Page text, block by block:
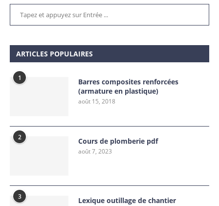
ARTICLES POPULAIRES
1
Barres composites renforcées
(armature en plastique)
août 15, 2018
2 Cours de plomberie pdf
août 7, 2023
3 Lexique outillage de chantier